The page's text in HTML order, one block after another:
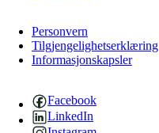
Personvern
Tilgjengelighetserklæring
Informasjonskapsler
Facebook
LinkedIn